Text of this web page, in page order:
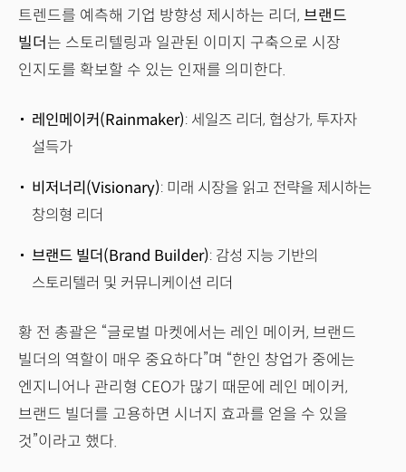
트렌드를 예측해 기업 방향성 제시하는 리더, 브랜드
빌더 는 스토리텔링과 일관된 이미지 구축으로 시장
인지도를 확보할 수 있는 인재를 의미한다.
레인메이커(Rainmaker): 세일즈 리더, 협상가, 투자자
설득가
비저너리(Visionary): 미래 시장을 읽고 전략을 제시하는
창의형 리더
브랜드 빌더(Brand Builder): 감성 지능 기반의
스토리텔러 및 커뮤니케이션 리더
황 전 총괄은 “글로벌 마켓에서는 레인 메이커, 브랜드
빌더의 역할이 매우 중요하다”며 “한인 창업가 중에는
엔지니어나 관리형 CEO가 많기 때문에 레인 메이커,
브랜드 빌더를 고용하면 시너지 효과를 얻을 수 있을
것”이라고 했다.